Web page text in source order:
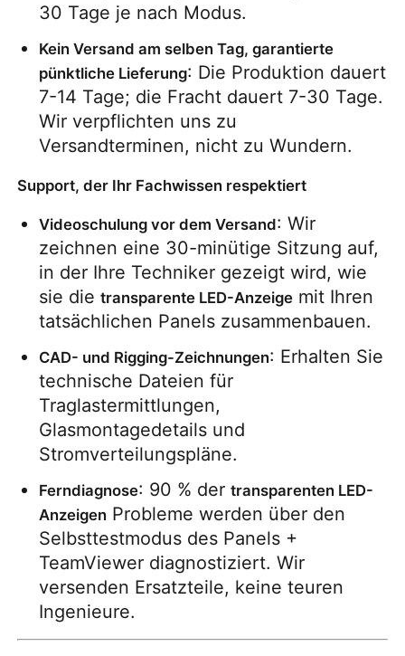
30 Tage je nach Modus.
Kein Versand am selben Tag, garantierte
pünktliche Lieferung: Die Produktion dauert
7-14 Tage; die Fracht dauert 7-30 Tage.
Wir verpflichten uns zu
Versandterminen, nicht zu Wundern.
Support, der Ihr Fachwissen respektiert
Videoschulung vor dem Versand: Wir
zeichnen eine 30-minütige Sitzung auf,
in der Ihre Techniker gezeigt wird, wie
sie die transparente LED-Anzeige mit Ihren
tatsächlichen Panels zusammenbauen.
CAD- und Rigging-Zeichnungen: Erhalten Sie
technische Dateien für
Traglastermittlungen,
Glasmontagedetails und
Stromverteilungspläne.
Ferndiagnose: 90 % der transparenten LED-
Anzeigen Probleme werden über den
Selbsttestmodus des Panels +
TeamViewer diagnostiziert. Wir
versenden Ersatzteile, keine teuren
Ingenieure.